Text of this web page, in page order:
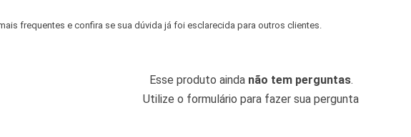
frequentes e confira se sua dúvida já foi esclarecida para outros clientes.
Esse produto ainda não tem perguntas.
Utilize o formulário para fazer sua pergunta